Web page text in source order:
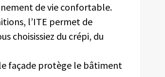
de vie confortable.
l’ITE permet de
choisissiez du crépi, du
façade protège le bâtiment